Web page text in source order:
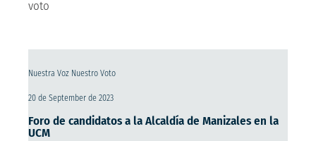
voto
Nuestra Voz Nuestro Voto
20 de September de 2023
Foro de candidatos a la Alcaldía de Manizales en la
UCM